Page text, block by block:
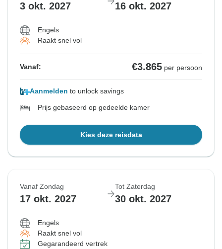
3 okt. 2027 16 okt. 2027
Engels
Raakt snel vol
Vanaf: €3.865 per persoon
Aanmelden to unlock savings
Prijs gebaseerd op gedeelde kamer
Kies deze reisdata
Vanaf Zondag
17 okt. 2027
Tot Zaterdag
30 okt. 2027
Engels
Raakt snel vol
Gegarandeerd vertrek